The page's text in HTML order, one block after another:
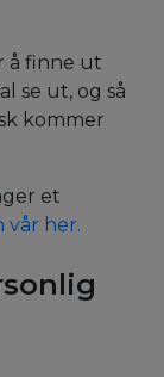
å finne ut
se ut, og så
kommer
et
vår her.